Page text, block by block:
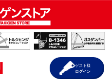
ゲスト様
ログイン
ン製造株式会社